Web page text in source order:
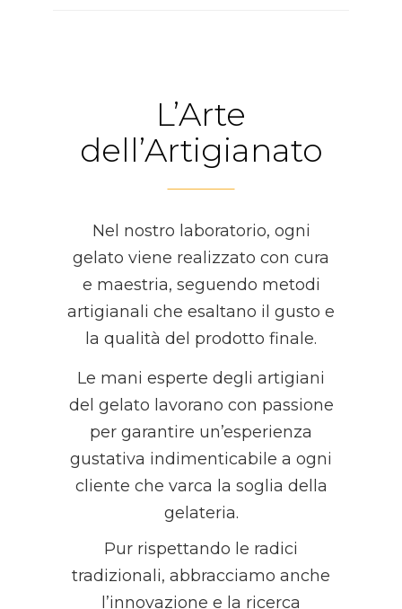
L’Arte
dell’Artigianato
Nel nostro laboratorio, ogni
gelato viene realizzato con cura
e maestria, seguendo metodi
artigianali che esaltano il gusto e
la qualità del prodotto finale.
Le mani esperte degli artigiani
del gelato lavorano con passione
per garantire un’esperienza
gustativa indimenticabile a ogni
cliente che varca la soglia della
gelateria.
Pur rispettando le radici
tradizionali, abbracciamo anche
l’innovazione e la ricerca